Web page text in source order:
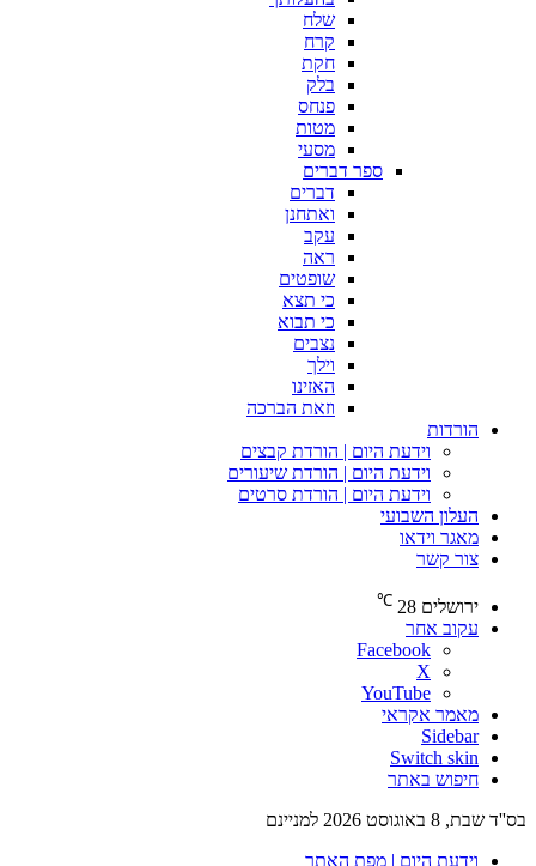
שלח
קרח
חקת
בלק
פנחס
מטות
מסעי
ספר דברים
דברים
ואתחנן
עקב
ראה
שופטים
כי תצא
כי תבוא
נצבים
וילך
האזינו
וזאת הברכה
הורדות
וידעת היום | הורדת קבצים
וידעת היום | הורדת שיעורים
וידעת היום | הורדת סרטים
העלון השבועי
מאגר וידאו
צור קשר
ירושלים 28
℃
עקוב אחר
Facebook
X
YouTube
מאמר אקראי
Sidebar
Switch skin
חיפוש באתר
בס''ד שבת, 8 באוגוסט 2026 למניינם
וידעת היום | מפת האתר